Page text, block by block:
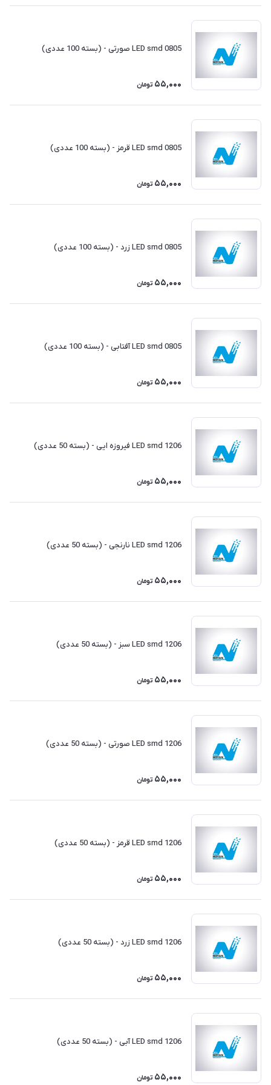
LED smd 0805 صورتی - (بسته 100 عددی)
55,000 تومان
LED smd 0805 قرمز - (بسته 100 عددی)
55,000 تومان
LED smd 0805 زرد - (بسته 100 عددی)
55,000 تومان
LED smd 0805 آفتابی - (بسته 100 عددی)
55,000 تومان
LED smd 1206 فیروزه ایی - (بسته 50 عددی)
55,000 تومان
LED smd 1206 نارنجی - (بسته 50 عددی)
55,000 تومان
LED smd 1206 سبز - (بسته 50 عددی)
55,000 تومان
LED smd 1206 صورتی - (بسته 50 عددی)
55,000 تومان
LED smd 1206 قرمز - (بسته 50 عددی)
55,000 تومان
LED smd 1206 زرد - (بسته 50 عددی)
55,000 تومان
LED smd 1206 آبی - (بسته 50 عددی)
55,000 تومان